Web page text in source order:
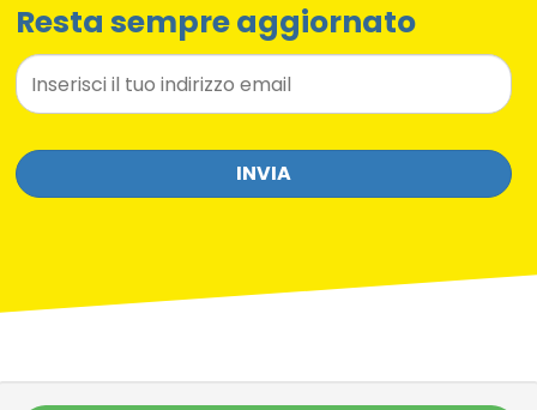
Resta sempre aggiornato